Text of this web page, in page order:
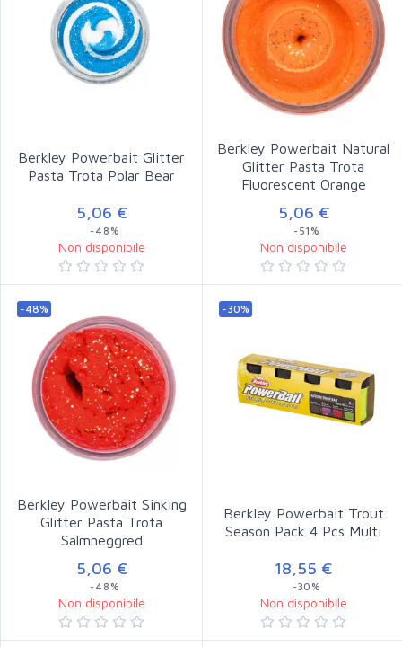
Berkley Powerbait Glitter
Pasta Trota Polar Bear
5,06 €
-48%
Non disponibile
Berkley Powerbait Natural
Glitter Pasta Trota
Fluorescent Orange
5,06 €
-51%
Non disponibile
-48%
Berkley Powerbait Sinking
Glitter Pasta Trota
Salmneggred
5,06 €
-48%
Non disponibile
-30%
Berkley Powerbait Trout
Season Pack 4 Pcs Multi
18,55 €
-30%
Non disponibile